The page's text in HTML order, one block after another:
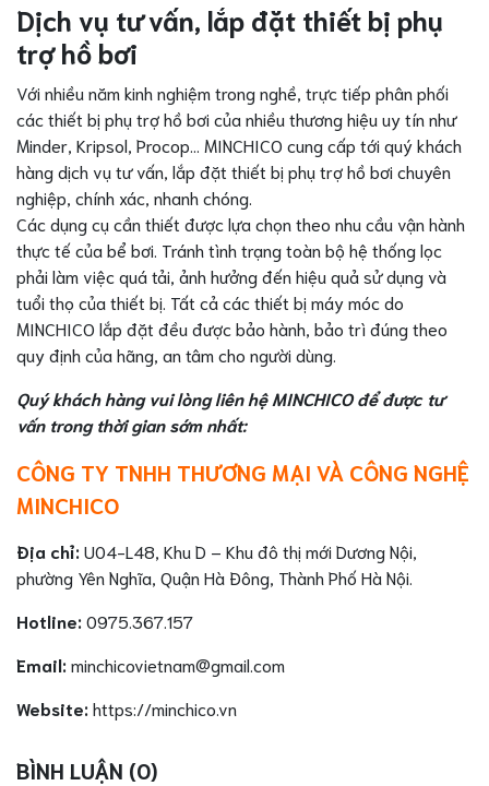
Dịch vụ tư vấn, lắp đặt thiết bị phụ
trợ hồ bơi
Với nhiều năm kinh nghiệm trong nghề, trực tiếp phân phối
các thiết bị phụ trợ hồ bơi của nhiều thương hiệu uy tín như
Minder, Kripsol, Procop… MINCHICO cung cấp tới quý khách
hàng dịch vụ tư vấn, lắp đặt thiết bị phụ trợ hồ bơi chuyên
nghiệp, chính xác, nhanh chóng.
Các dụng cụ cần thiết được lựa chọn theo nhu cầu vận hành
thực tế của bể bơi. Tránh tình trạng toàn bộ hệ thống lọc
phải làm việc quá tải, ảnh hưởng đến hiệu quả sử dụng và
tuổi thọ của thiết bị. Tất cả các thiết bị máy móc do
MINCHICO lắp đặt đều được bảo hành, bảo trì đúng theo
quy định của hãng, an tâm cho người dùng.
Quý khách hàng vui lòng liên hệ MINCHICO để được tư
vấn trong thời gian sớm nhất:
CÔNG TY TNHH THƯƠNG MẠI VÀ CÔNG NGHỆ
MINCHICO
Địa chỉ: U04-L48, Khu D – Khu đô thị mới Dương Nội,
phường Yên Nghĩa, Quận Hà Đông, Thành Phố Hà Nội.
Hotline: 0975.367.157
Email: minchicovietnam@gmail.com
Website: https://minchico.vn
BÌNH LUẬN (0)